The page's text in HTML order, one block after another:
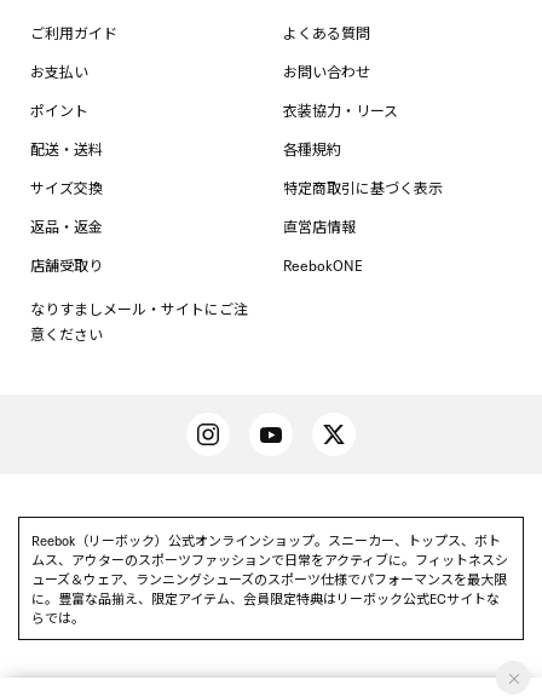
ご利用ガイド
お支払い
ポイント
配送・送料
サイズ交換
返品・返金
店舗受取り
なりすましメール・サイトにご注
意ください
よくある質問
お問い合わせ
衣装協力・リース
各種規約
特定商取引に基づく表示
直営店情報
ReebokONE
Reebok（リーボック）公式オンラインショップ。スニーカー、トップス、ボト
ムス、アウターのスポーツファッションで日常をアクティブに。フィットネスシ
ューズ＆ウェア、ランニングシューズのスポーツ仕様でパフォーマンスを最大限
に。豊富な品揃え、限定アイテム、会員限定特典はリーボック公式ECサイトな
らでは。